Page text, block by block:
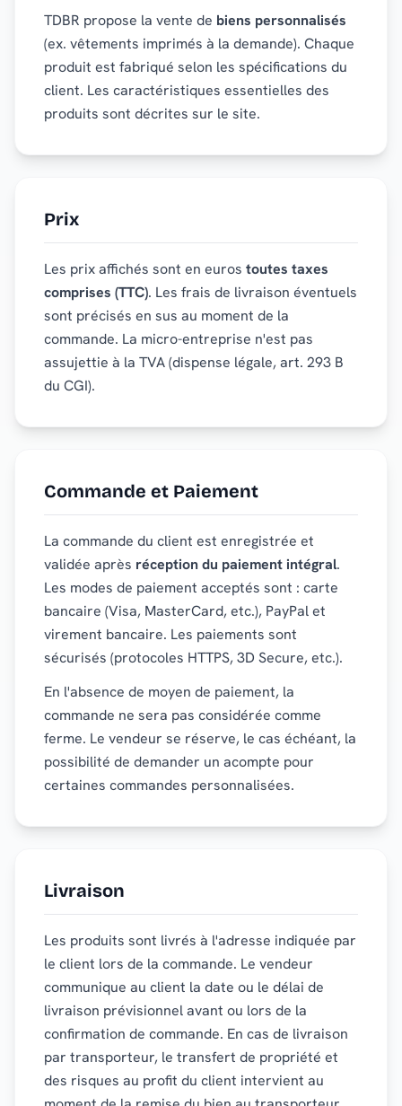
TDBR propose la vente de biens personnalisés
(ex. vêtements imprimés à la demande). Chaque
produit est fabriqué selon les spécifications du
client. Les caractéristiques essentielles des
produits sont décrites sur le site.
Prix
Les prix affichés sont en euros toutes taxes
comprises (TTC). Les frais de livraison éventuels
sont précisés en sus au moment de la
commande. La micro-entreprise n'est pas
assujettie à la TVA (dispense légale, art. 293 B
du CGI).
Commande et Paiement
La commande du client est enregistrée et
validée après réception du paiement intégral.
Les modes de paiement acceptés sont : carte
bancaire (Visa, MasterCard, etc.), PayPal et
virement bancaire. Les paiements sont
sécurisés (protocoles HTTPS, 3D Secure, etc.).
En l'absence de moyen de paiement, la
commande ne sera pas considérée comme
ferme. Le vendeur se réserve, le cas échéant, la
possibilité de demander un acompte pour
certaines commandes personnalisées.
Livraison
Les produits sont livrés à l'adresse indiquée par
le client lors de la commande. Le vendeur
communique au client la date ou le délai de
livraison prévisionnel avant ou lors de la
confirmation de commande. En cas de livraison
par transporteur, le transfert de propriété et
des risques au profit du client intervient au